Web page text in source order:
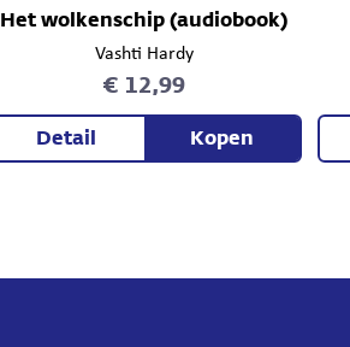
Het wolkenschip (audiobook)
Vashti Hardy
€ 12,99
Detail Kopen